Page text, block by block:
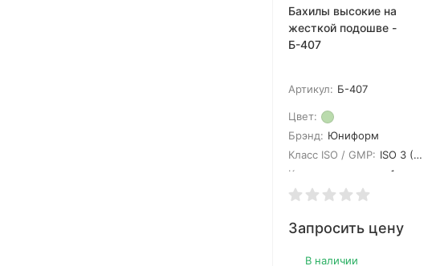
Бахилы высокие на
жесткой подошве -
Б-407
Артикул: Б-407
Цвет:
Брэнд: Юниформ
Класс ISO / GMP: ISO 3 (GMP A)
Кол-во в упаковке:
1
Запросить цену
В наличии